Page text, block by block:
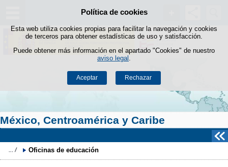
Política de cookies
Esta web utiliza cookies propias para facilitar la navegación y cookies
de terceros para obtener estadísticas de uso y satisfacción.
Puede obtener más información en el apartado "Cookies" de nuestro
aviso legal
Aceptar Rechazar
Saltar al contenido
México, Centroamérica y Caribe
Oficinas de educación